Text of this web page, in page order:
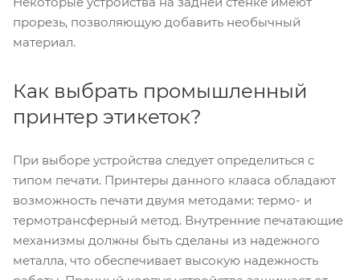
прорезь, позволяющую добавить необычный
материал.
Как выбрать промышленный
принтер этикеток?
При выборе устройства следует определиться с
типом печати. Принтеры данного клааса обладают
возможность печати двумя методами: термо- и
термотрансферный метод. Внутренние печатающие
механизмы должны быть сделаны из надежного
металла, что обеспечивает высокую надежность